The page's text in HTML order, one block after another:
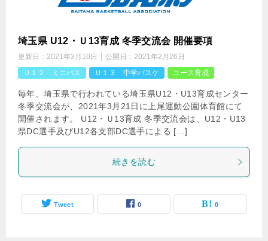
埼玉県 U12・Ｕ13育成 冬季交流会 開催要項
更新日： 2021年3月10日 公開日： 2021年2月26日
Ｕ１２ ミニバス
Ｕ１３ 中学バスケ ユース育成
毎年、埼玉県で行われている埼玉県U12・U13育成センター
冬季交流会が、2021年3月21日に上尾運動公園体育館にて
開催されます。 U12・Ｕ13育成 冬季交流会は、U12・U13
県DC選手及びU12各支部DC選手による […]
続きを読む
Tweet 0 0